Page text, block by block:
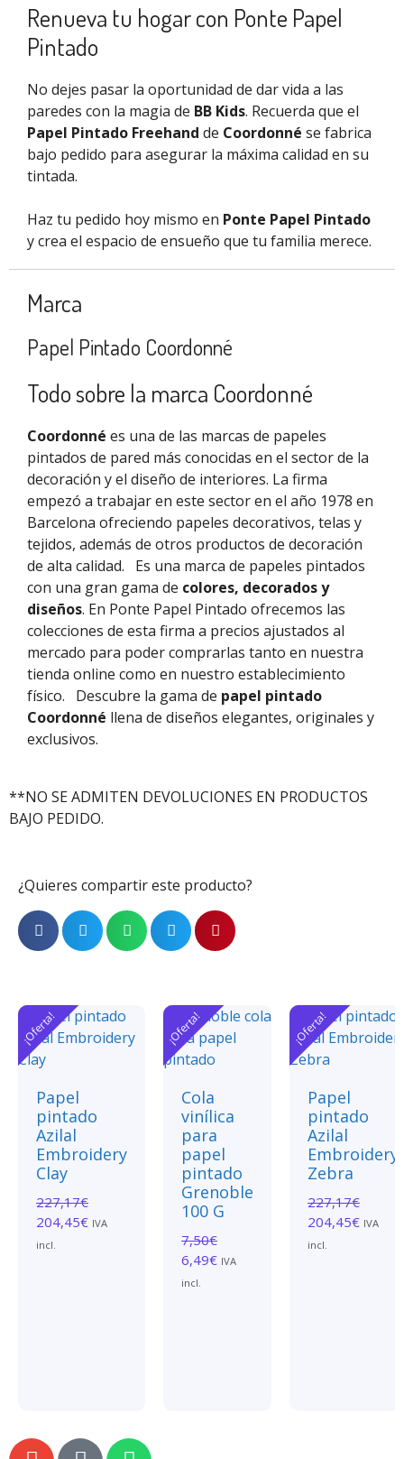
Renueva tu hogar con Ponte Papel
Pintado
No dejes pasar la oportunidad de dar vida a las
paredes con la magia de BB Kids. Recuerda que el
Papel Pintado Freehand de Coordonné se fabrica
bajo pedido para asegurar la máxima calidad en su
tintada.
Haz tu pedido hoy mismo en Ponte Papel Pintado
y crea el espacio de ensueño que tu familia merece.
Marca
Papel Pintado Coordonné
Todo sobre la marca Coordonné
Coordonné es una de las marcas de papeles
pintados de pared más conocidas en el sector de la
decoración y el diseño de interiores. La firma
empezó a trabajar en este sector en el año 1978 en
Barcelona ofreciendo papeles decorativos, telas y
tejidos, además de otros productos de decoración
de alta calidad.
Es una marca de papeles pintados
con una gran gama de colores, decorados y
diseños. En Ponte Papel Pintado ofrecemos las
colecciones de esta firma a precios ajustados al
mercado para poder comprarlas tanto en nuestra
tienda online como en nuestro establecimiento
físico.
Descubre la gama de papel pintado
Coordonné llena de diseños elegantes, originales y
exclusivos.
**NO SE ADMITEN DEVOLUCIONES EN PRODUCTOS
BAJO PEDIDO.
¿Quieres compartir este producto?
¡Oferta!
Papel
pintado
Azilal
Embroidery
Clay
227,17€
204,45€ IVA
incl.
¡Oferta!
Cola
vinílica
para
papel
pintado
Grenoble
100 G
7,50€
6,49€ IVA
incl.
¡Oferta!
Papel
pintado
Azilal
Embroidery
Zebra
227,17€
204,45€ IVA
incl.